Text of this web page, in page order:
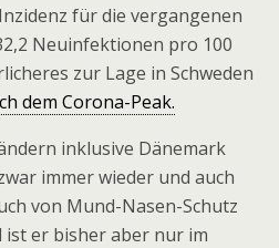
für die vergangenen
Neuinfektionen pro 100
zur Lage in Schweden
dem Corona-Peak.
inklusive Dänemark
immer wieder und auch
von Mund-Nasen-Schutz
er bisher aber nur im